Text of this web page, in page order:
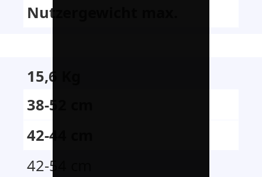
Nutzergewicht max.
15,6 Kg
38-52 cm
42-44 cm
42-54 cm